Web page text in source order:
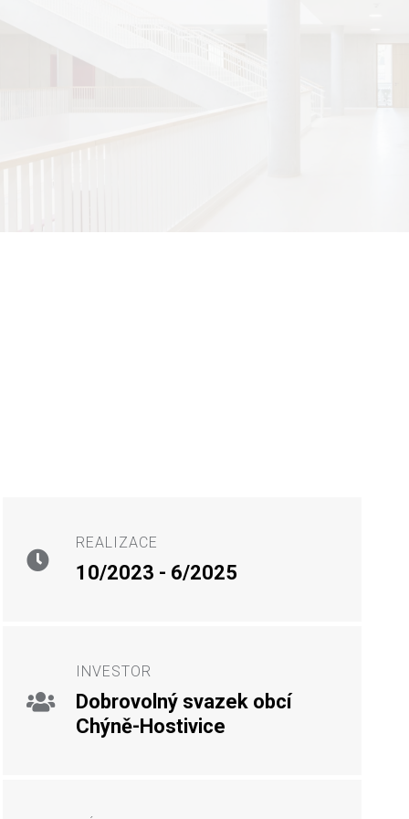
REALIZACE
10/2023 - 6/2025
INVESTOR
Dobrovolný svazek obcí
Chýně-Hostivice